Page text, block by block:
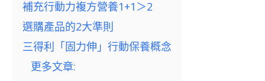
補充行動力複方營養1+1＞2
選購產品的2大準則
三得利「固力伸」行動保養概念
更多文章: